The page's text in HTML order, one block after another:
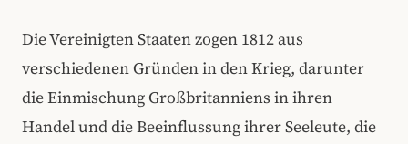
Die Vereinigten Staaten zogen 1812 aus
verschiedenen Gründen in den Krieg, darunter
die Einmischung Großbritanniens in ihren
Handel und die Beeinflussung ihrer Seeleute, die